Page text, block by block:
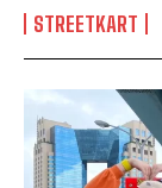
STREETKART